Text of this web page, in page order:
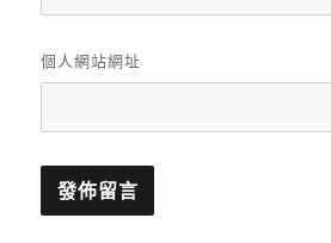
個人網站網址